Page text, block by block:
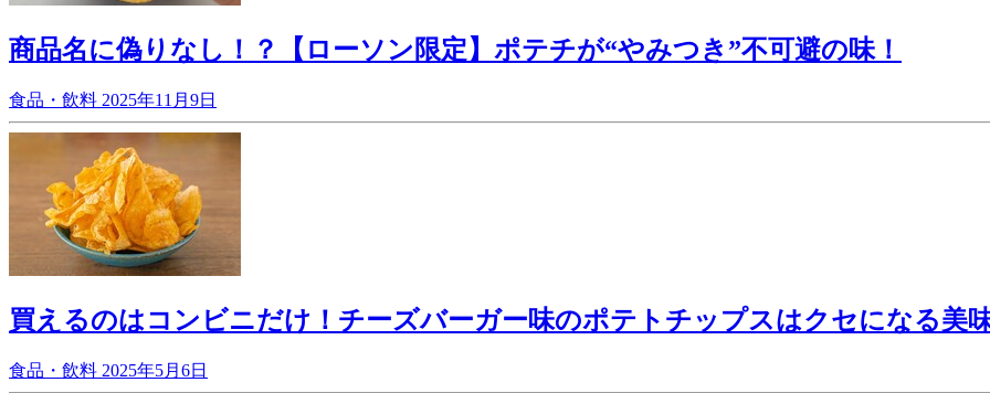
商品名に偽りなし！？【ローソン限定】ポテチが“やみつき”不可避の味！
食品・飲料 2025年11月9日
買えるのはコンビニだけ！チーズバーガー味のポテトチップスはクセになる美
食品・飲料 2025年5月6日